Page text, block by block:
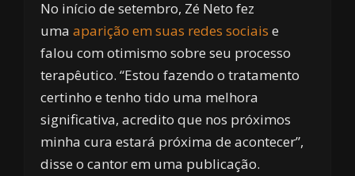
No início de setembro, Zé Neto fez
uma aparição em suas redes sociais e
falou com otimismo sobre seu processo
terapêutico. “Estou fazendo o tratamento
certinho e tenho tido uma melhora
significativa, acredito que nos próximos
minha cura estará próxima de acontecer”,
disse o cantor em uma publicação.